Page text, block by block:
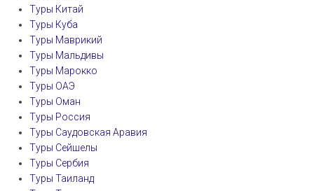
Туры Китай
Туры Куба
Туры Маврикий
Туры Мальдивы
Туры Марокко
Туры ОАЭ
Туры Оман
Туры Россия
Туры Саудовская Аравия
Туры Сейшелы
Туры Сербия
Туры Таиланд